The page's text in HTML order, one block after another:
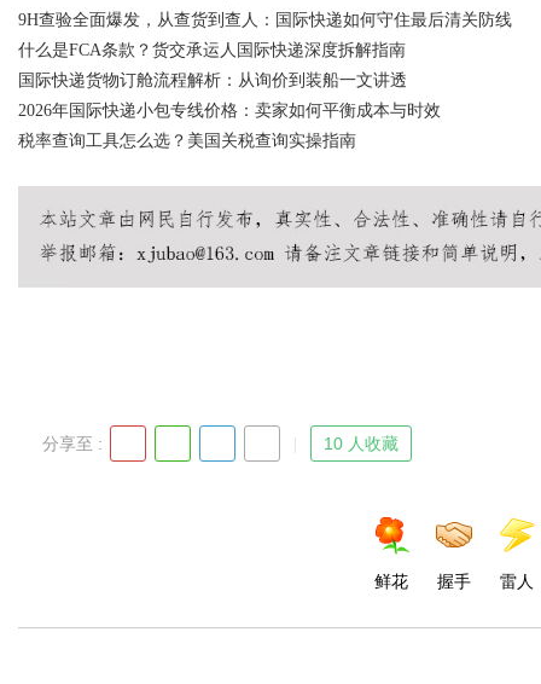
9H查验全面爆发，从查货到查人：国际快递如何守住最后清关防线
什么是FCA条款？货交承运人国际快递深度拆解指南
国际快递货物订舱流程解析：从询价到装船一文讲透
2026年国际快递小包专线价格：卖家如何平衡成本与时效
税率查询工具怎么选？美国关税查询实操指南
分享至 : 10 人收藏
鲜花 握手 雷人